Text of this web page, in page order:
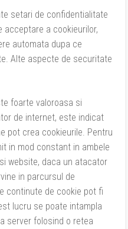
setari de confidentialitate
acceptare a cookieurilor,
automata dupa ce
Alte aspecte de securitate
foarte valoroasa si
de internet, este indicat
pot crea cookieurile. Pentru
in mod constant in ambele
website, daca un atacator
in parcursul de
continute de cookie pot fi
lucru se poate intampla
server folosind o retea